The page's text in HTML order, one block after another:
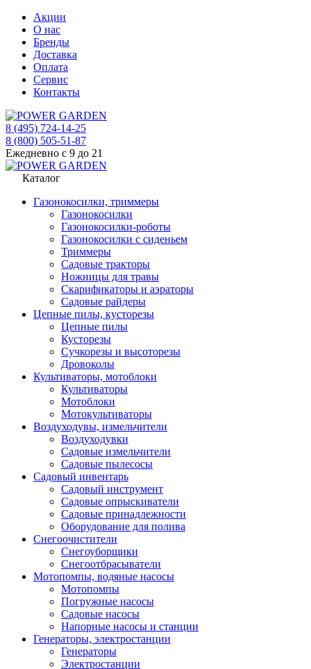
Акции
О нас
Бренды
Доставка
Оплата
Сервис
Контакты
8 (495) 724-14-25
8 (800) 505-51-87
Ежедневно с 9 до 21
Каталог
Газонокосилки, триммеры
Газонокосилки
Газонокосилки-роботы
Газонокосилки с сиденьем
Триммеры
Садовые тракторы
Ножницы для травы
Скарификаторы и аэраторы
Садовые райдеры
Цепные пилы, кусторезы
Цепные пилы
Кусторезы
Сучкорезы и высоторезы
Дровоколы
Культиваторы, мотоблоки
Культиваторы
Мотоблоки
Мотокультиваторы
Воздуходувы, измельчители
Воздуходувки
Садовые измельчители
Садовые пылесосы
Садовый инвентарь
Садовый инструмент
Садовые опрыскиватели
Садовые принадлежности
Оборудование для полива
Снегоочистители
Снегоуборщики
Снегоотбрасыватели
Мотопомпы, водяные насосы
Мотопомпы
Погружные насосы
Садовые насосы
Напорные насосы и станции
Генераторы, электростанции
Генераторы
Электростанции